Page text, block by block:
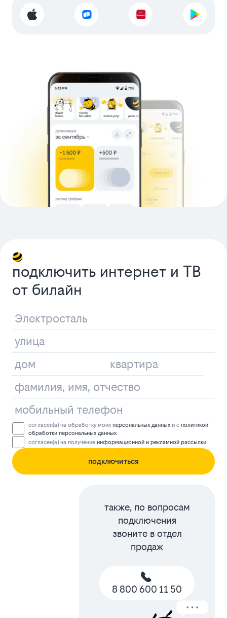
подключить интернет и ТВ
от билайн
согласен(а) на обработку моих персональных данных и с политикой
обработки персональных данных
согласен(а) на получение информационной и рекламной рассылки
подключиться
также, по вопросам
подключения
звоните в отдел
продаж
8 800 600 11 50